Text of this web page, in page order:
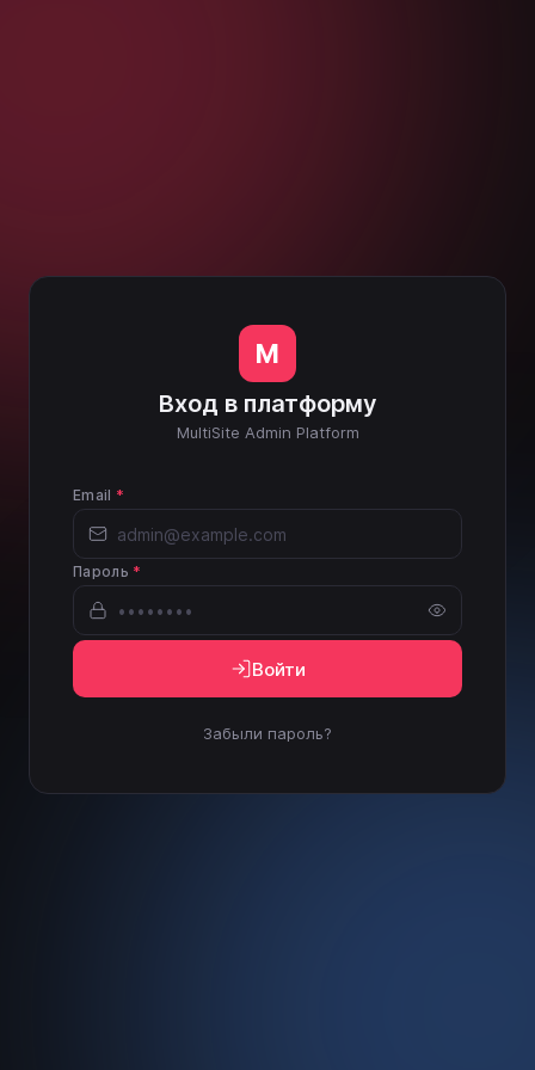
M
Вход в платформу
MultiSite Admin Platform
Email *
Пароль *
Войти
Забыли пароль?